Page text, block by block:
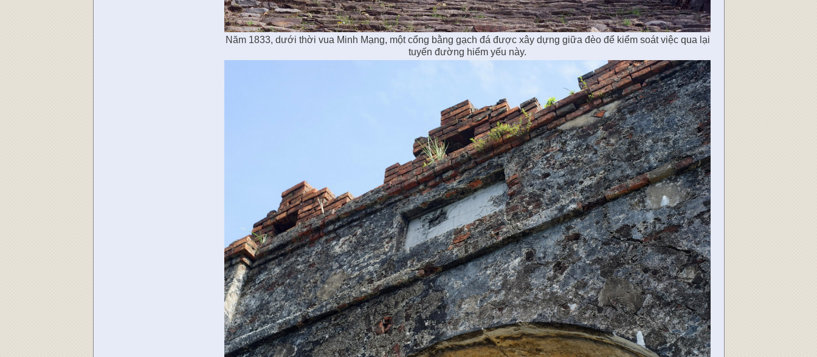
Năm 1833, dưới thời vua Minh Mạng, một cổng bằng gạch đá được xây dựng giữa đèo để kiểm soát việc qua lại
tuyến đường hiểm yếu này.